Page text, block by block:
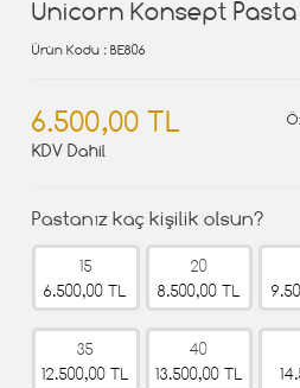
Unicorn Konsept Pasta
Ürün Kodu : BE806
6.500,00 TL
KDV Dahil
Pastanız kaç kişilik olsun?
15
6.500,00 TL
20
8.500,00 TL
35
12.500,00 TL
40
13.500,00 TL